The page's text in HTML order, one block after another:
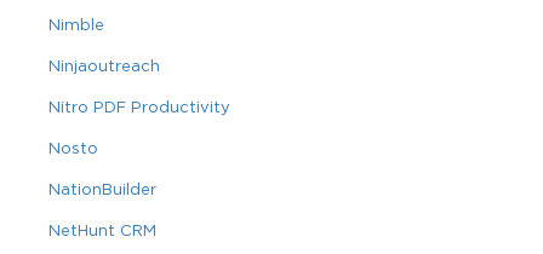
Nimble
Ninjaoutreach
Nitro PDF Productivity
Nosto
NationBuilder
NetHunt CRM